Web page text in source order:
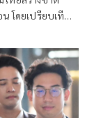
โดยเปรียบเทียบ